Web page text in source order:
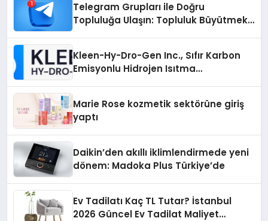
Telegram Grupları ile Doğru
Topluluğa Ulaşın: Topluluk Büyütmek
Kleen-Hy-Dro-Gen Inc., Sıfır Karbon
Emisyonlu Hidrojen Isıtma
Marie Rose kozmetik sektörüne giriş
yaptı
Daikin’den akıllı iklimlendirmede yeni
dönem: Madoka Plus Türkiye’de
Ev Tadilatı Kaç TL Tutar? İstanbul
2026 Güncel Ev Tadilat Maliyet